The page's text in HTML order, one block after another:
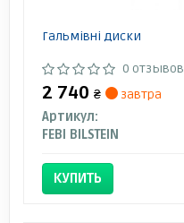
Гальмiвнi диски
0 отзывов
2 740 ₴
завтра
Артикул:
FEBI BILSTEIN
КУПИТЬ